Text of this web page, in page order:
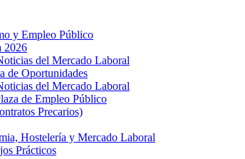
y Empleo Público
2026
del Mercado Laboral
de Oportunidades
del Mercado Laboral
de Empleo Público
Precarios)
Hostelería y Mercado Laboral
Prácticos